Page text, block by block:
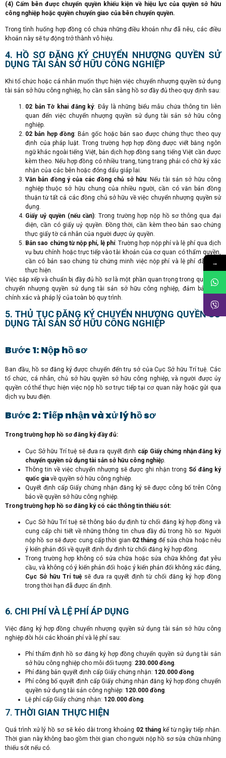
(4) Cấm bên được chuyển quyền khiếu kiện về hiệu lực của quyền sở hữu
công nghiệp hoặc quyền chuyển giao của bên chuyển quyền.
Trong tình huống hợp đồng có chứa những điều khoản như đã nêu, các điều
khoản này sẽ tự động trở thành vô hiệu.
4. HỒ SƠ ĐĂNG KÝ CHUYỂN NHƯỢNG QUYỀN SỬ
DỤNG TÀI SẢN SỞ HỮU CÔNG NGHIỆP
Khi tổ chức hoặc cá nhân muốn thực hiện việc chuyển nhượng quyền sử dụng
tài sản sở hữu công nghiệp, họ cần sẵn sàng hồ sơ đầy đủ theo quy định sau:
02 bản Tờ khai đăng ký: Đây là những biểu mẫu chứa thông tin liên
quan đến việc chuyển nhượng quyền sử dụng tài sản sở hữu công
nghiệp.
02 bản hợp đồng: Bản gốc hoặc bản sao được chứng thực theo quy
định của pháp luật. Trong trường hợp hợp đồng được viết bằng ngôn
ngữ khác ngoài tiếng Việt, bản dịch hợp đồng sang tiếng Việt cần được
kèm theo. Nếu hợp đồng có nhiều trang, từng trang phải có chữ ký xác
nhận của các bên hoặc đóng dấu giáp lai.
Văn bản đồng ý của các đồng chủ sở hữu: Nếu tài sản sở hữu công
nghiệp thuộc sở hữu chung của nhiều người, cần có văn bản đồng
thuận từ tất cả các đồng chủ sở hữu về việc chuyển nhượng quyền sử
dụng.
Giấy uỷ quyền (nếu cần): Trong trường hợp nộp hồ sơ thông qua đại
diện, cần có giấy uỷ quyền. Đồng thời, cần kèm theo bản sao chứng
thực giấy tờ cá nhân của người được ủy quyền.
Bản sao chứng từ nộp phí, lệ phí: Trường hợp nộp phí và lệ phí qua dịch
vụ bưu chính hoặc trực tiếp vào tài khoản của cơ quan có thẩm quyền,
cần có bản sao chứng từ chứng minh việc nộp phí và lệ phí đã được
thực hiện.
Việc sắp xếp và chuẩn bị đầy đủ hồ sơ là một phần quan trọng trong quá trình
chuyển nhượng quyền sử dụng tài sản sở hữu công nghiệp, đảm bảo tính
chính xác và pháp lý của toàn bộ quy trình.
5. THỦ TỤC ĐĂNG KÝ CHUYỂN NHƯỢNG QUYỀN SỬ
DỤNG TÀI SẢN SỞ HỮU CÔNG NGHIỆP
Bước 1: Nộp hồ sơ
Ban đầu, hồ sơ đăng ký được chuyển đến trụ sở của Cục Sở hữu Trí tuệ. Các
tổ chức, cá nhân, chủ sở hữu quyền sở hữu công nghiệp, và người được ủy
quyền có thể thực hiện việc nộp hồ sơ trực tiếp tại cơ quan này hoặc gửi qua
dịch vụ bưu điện.
Bước 2: Tiếp nhận và xử lý hồ sơ
Trong trường hợp hồ sơ đăng ký đầy đủ:
Cục Sở hữu Trí tuệ sẽ đưa ra quyết định cấp Giấy chứng nhận đăng ký
chuyển quyền sử dụng tài sản sở hữu công nghiệp.
Thông tin về việc chuyển nhượng sẽ được ghi nhận trong Sổ đăng ký
quốc gia về quyền sở hữu công nghiệp.
Quyết định cấp Giấy chứng nhận đăng ký sẽ được công bố trên Công
báo về quyền sở hữu công nghiệp.
Trong trường hợp hồ sơ đăng ký có các thông tin thiếu sót:
Cục Sở hữu Trí tuệ sẽ thông báo dự định từ chối đăng ký hợp đồng và
cung cấp chi tiết về những thông tin chưa đầy đủ trong hồ sơ. Người
nộp hồ sơ sẽ được cung cấp thời gian 02 tháng để sửa chữa hoặc nêu
ý kiến phản đối về quyết định dự định từ chối đăng ký hợp đồng.
Trong trường hợp không có sửa chữa hoặc sửa chữa không đạt yêu
cầu, và không có ý kiến phản đối hoặc ý kiến phản đối không xác đáng,
Cục Sở hữu Trí tuệsẽ đưa ra quyết định từ chối đăng ký hợp đồng
trong thời hạn đã được ấn định.
6. CHI PHÍ VÀ LỆ PHÍ ÁP DỤNG
Việc đăng ký hợp đồng chuyển nhượng quyền sử dụng tài sản sở hữu công
nghiệp đòi hỏi các khoản phí và lệ phí sau:
Phí thẩm định hồ sơ đăng ký hợp đồng chuyển quyền sử dụng tài sản
sở hữu công nghiệp cho mỗi đối tượng: 230.000 đồng.
Phí đăng bản quyết định cấp Giấy chứng nhận: 120.000 đồng.
Phí công bố quyết định cấp Giấy chứng nhận đăng ký hợp đồng chuyển
quyền sử dụng tài sản công nghiệp: 120.000 đồng.
Lệ phí cấp Giấy chứng nhận: 120.000 đồng.
7. THỜI GIAN THỰC HIỆN
Quá trình xử lý hồ sơ sẽ kéo dài trong khoảng 02 thángkể từ ngày tiếp nhận.
Thời gian này không bao gồm thời gian cho người nộp hồ sơ sửa chữa những
thiếu sót nếu có.
→